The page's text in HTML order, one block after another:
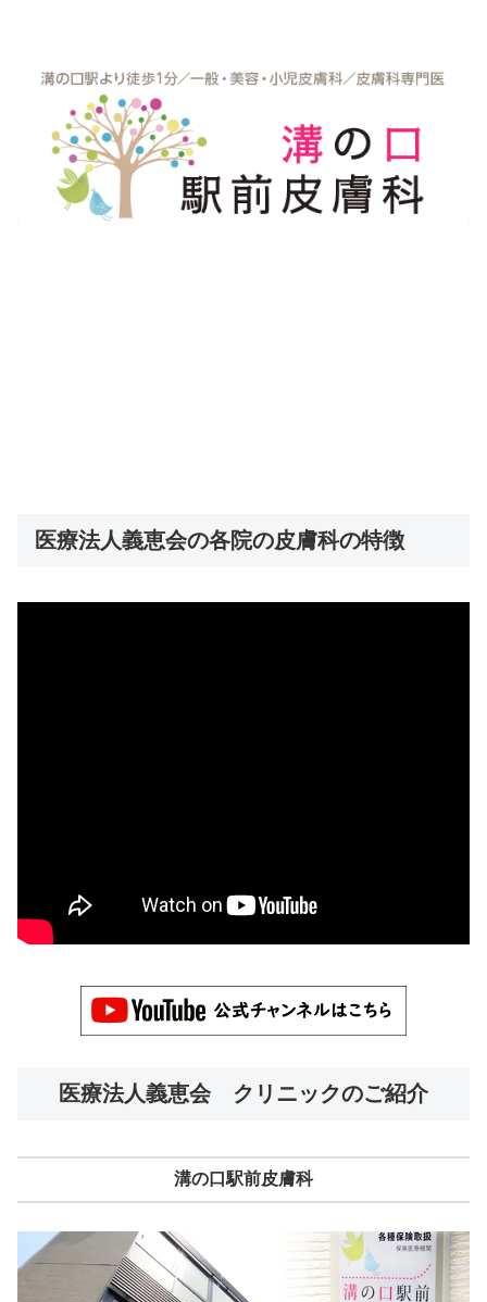
医療法人義恵会の各院の皮膚科の特徴
医療法人義恵会 クリニックのご紹介
溝の口駅前皮膚科